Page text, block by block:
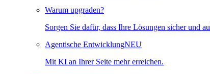
Warum upgraden?
Sorgen Sie dafür, dass Ihre Lösungen sicher und
Agentische EntwicklungNEU
Mit KI an Ihrer Seite mehr erreichen.